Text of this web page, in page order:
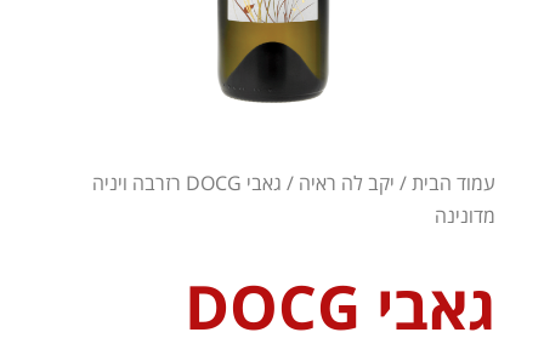
עמוד הבית/ יקב לה ראיה
/ גאבי DOCG רזרבה ויניה
מדונינה
גאבי DOCG